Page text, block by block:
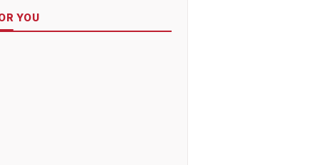
YOU